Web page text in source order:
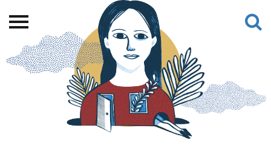
Beranda
Tentang
Permohonan Hibah
Sekolah Pemikiran